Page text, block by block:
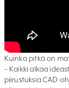
Kuinka pitkä on
– Kaikki alkaa
piirustuksia CAD-